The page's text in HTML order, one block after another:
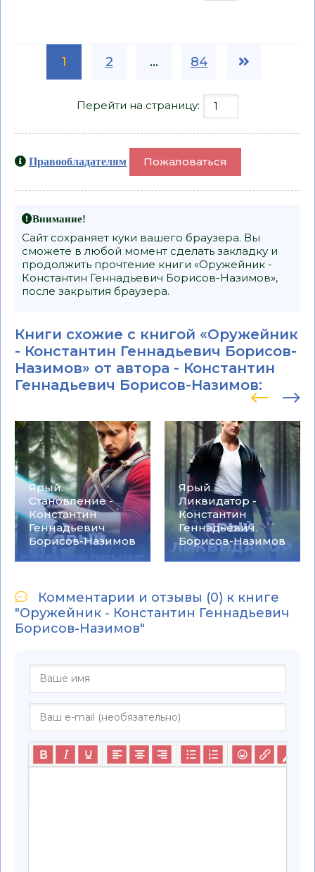
1 2 ... 84
Перейти на страницу:
Правообладателям Пожаловаться
Внимание!
Сайт сохраняет куки вашего браузера. Вы
сможете в любой момент сделать закладку и
продолжить прочтение книги «Оружейник -
Константин Геннадьевич Борисов-Назимов»,
после закрытия браузера.
Книги схожие с книгой «Оружейник
- Константин Геннадьевич Борисов-
Назимов» от автора - Константин
Геннадьевич Борисов-Назимов:
Ярый.
Становление -
Константин
Геннадьевич
Борисов-Назимов
Ярый.
Ликвидатор -
Константин
Геннадьевич
Борисов-Назимов
Комментарии и отзывы (0) к книге
"Оружейник - Константин Геннадьевич
Борисов-Назимов"